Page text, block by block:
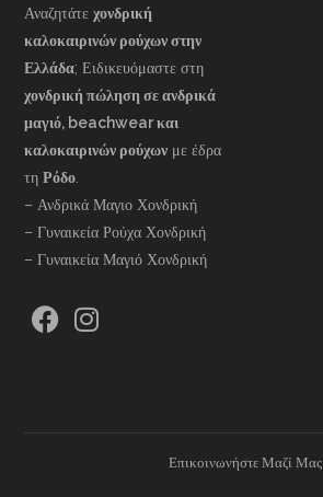
Αναζητάτεχονδρική
καλοκαιρινών ρούχων στην
Ελλάδα; Ειδικευόμαστε στη
χονδρική πώληση σε ανδρικά
μαγιό, beachwear και
καλοκαιρινών ρούχων με έδρα
τηΡόδο
– Ανδρικά Μαγιο Χονδρική
– Γυναικεία Ρούχα Χονδρική
– Γυναικεία Μαγιό Χονδρική
Επικοινωνήστε Μαζί Μας